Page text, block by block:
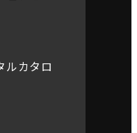
ルカタロ